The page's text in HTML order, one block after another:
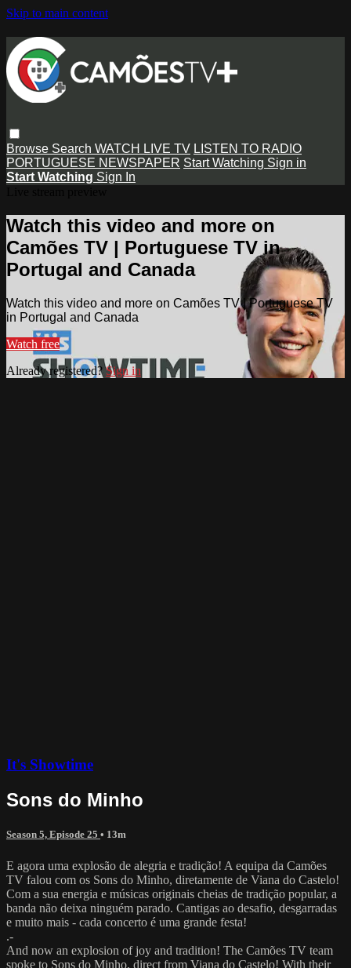
Skip to main content
Browse Search WATCH LIVE TV LISTEN TO RADIO
PORTUGUESE NEWSPAPER Start Watching Sign in
Start Watching Sign In
Watch this video and more on
Camões TV | Portuguese TV in
Portugal and Canada
Watch this video and more on Camões TV | Portuguese TV
in Portugal and Canada
Watch free
Already registered?Sign in
It's Showtime
Sons do Minho
Season 5, Episode 25 • 13m
E agora uma explosão de alegria e tradição! A equipa da Camões
TV falou com os Sons do Minho, diretamente de Viana do Castelo!
Com a sua energia e músicas originais cheias de tradição popular, a
banda não deixa ninguém parado. Cantigas ao desafio, desgarradas
e muito mais - cada concerto é uma grande festa!
.-
And now an explosion of joy and tradition! The Camões TV team
spoke to Sons do Minho, direct from Viana do Castelo! With their